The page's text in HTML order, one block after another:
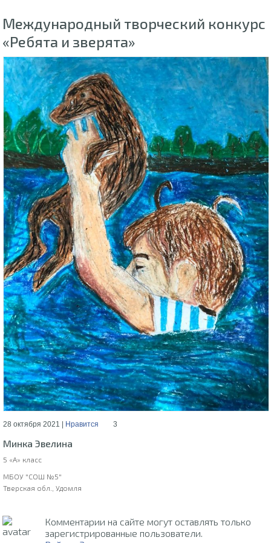
Международный творческий конкурс
«Ребята и зверята»
28 октября 2021 | Нравится 3
Минка Эвелина
5 «А» класс
МБОУ "СОШ №5"
Тверская обл., Удомля
Комментарии на сайте могут оставлять только
зарегистрированные пользователи.